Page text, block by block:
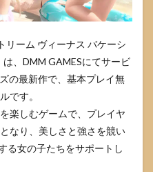
リーム ヴィーナス バケーシ
、DMM GAMESにてサービ
の最新作で、基本プレイ無
です。
楽しむゲームで、プレイヤ
なり、美しさと強さを競い
る女の子たちをサポートし